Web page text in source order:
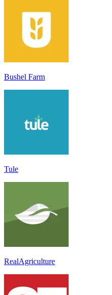
Bushel Farm
Tule
RealAgriculture